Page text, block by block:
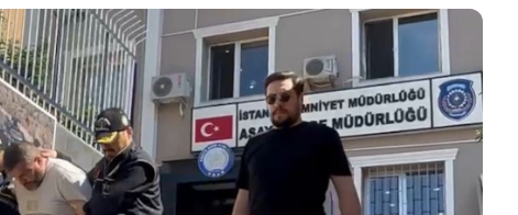
Gaziosmanpaşa'da, çeşitli suçlardan 173 yıl 8